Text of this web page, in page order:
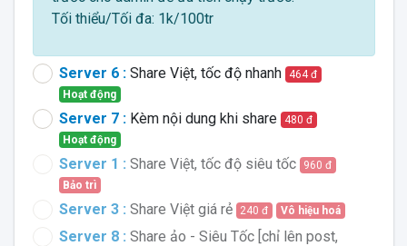
Tối thiểu/Tối đa: 1k/100tr
Server 6 :Share Việt, tốc độ nhanh
464 đ
Hoạt động
Server 7 :Kèm nội dung khi share
480 đ
Hoạt động
Server 1 : Share Việt, tốc độ siêu tốc
960 đ
Bảo trì
Server 3 : Share Việt giá rẻ 240 đ Vô hiệu hoá
Server 8 : Share ảo - Siêu Tốc [chỉ lên post,